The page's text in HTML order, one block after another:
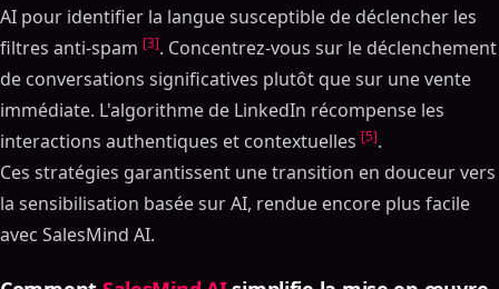
Données et outils pour le réengagement optimisé
par AI
Comment segmenter les prospects dormants
AI-Stratégies de messagerie et de suivi optimisées
AI-Modèles de messagerie générés
Flux de travail de suivi automatisés LinkedIn
Équilibrer l'automatisation et la surveillance
humaine
AI pour identifier la langue susceptible de déclencher les
filtres anti-spam [3]. Concentrez-vous sur le déclenchement
de conversations significatives plutôt que sur une vente
immédiate. L'algorithme de LinkedIn récompense les
interactions authentiques et contextuelles [5].
Ces stratégies garantissent une transition en douceur vers
la sensibilisation basée sur AI, rendue encore plus facile
avec SalesMind AI.